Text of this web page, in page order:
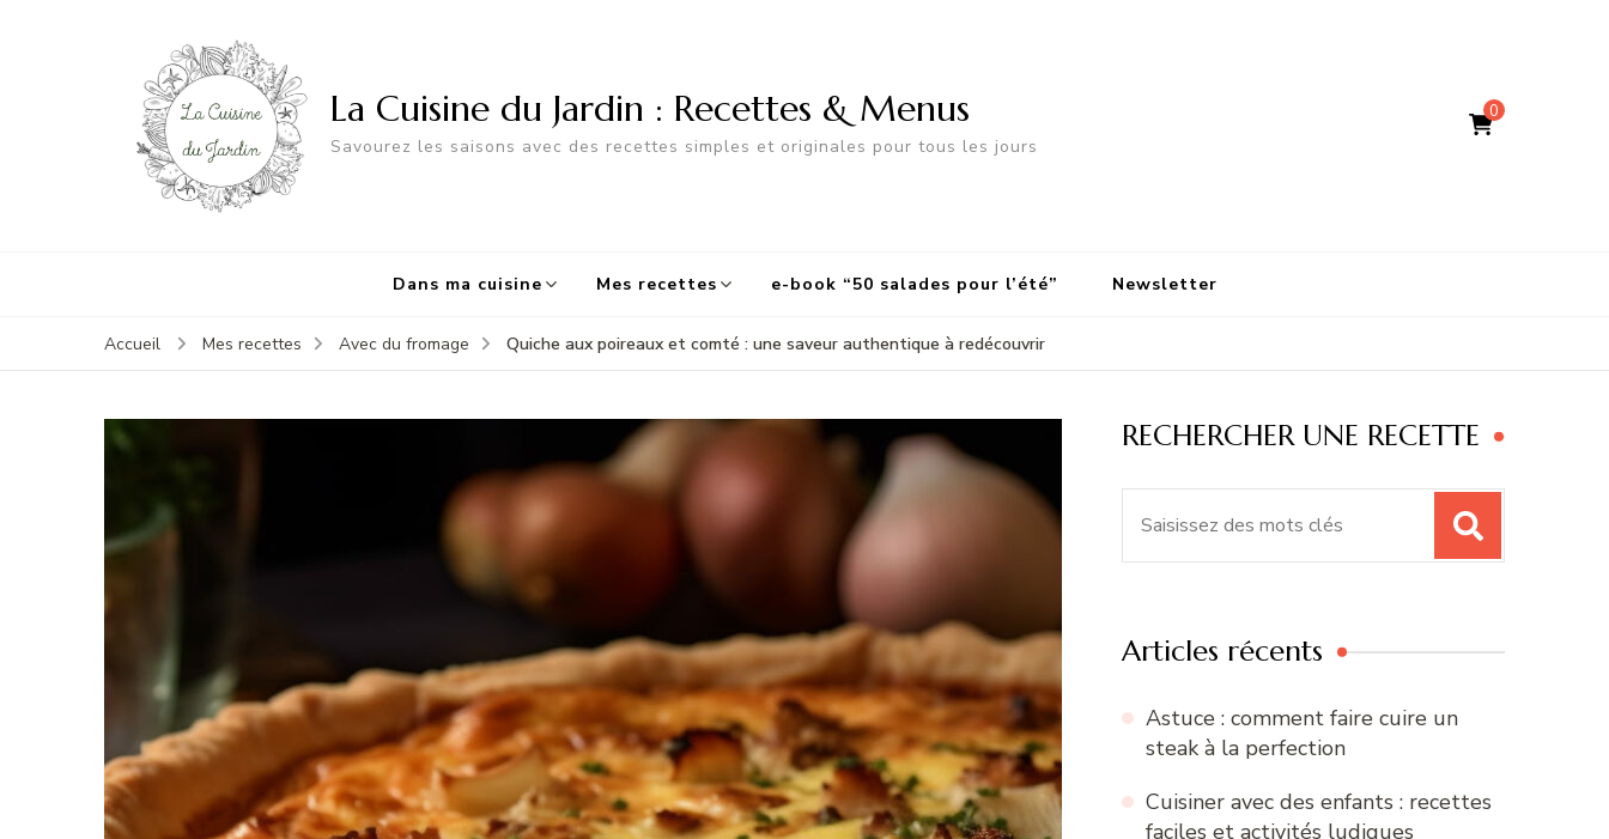
0
La Cuisine du Jardin : Recettes & Menus
Savourez les saisons avec des recettes simples et originales pour tous les jours
Dans ma cuisine Mes recettes e-book “50 salades pour l’été” Newsletter
Accueil Mes recettes Avec du fromage Quiche aux poireaux et comté : une saveur authentique à redécouvrir
RECHERCHER UNE RECETTE
Articles récents
Astuce : comment faire cuire un
steak à la perfection
Cuisiner avec des enfants : recettes
faciles et activités ludiques